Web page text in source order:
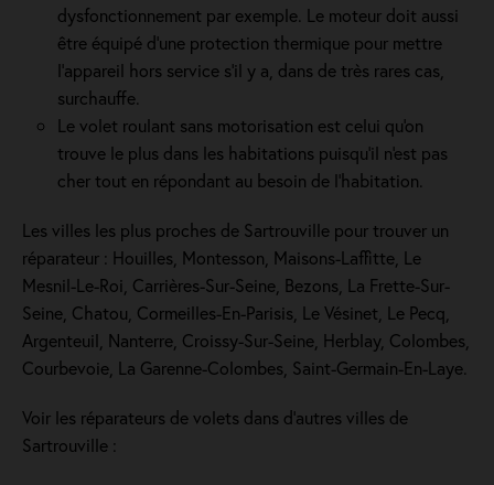
dysfonctionnement par exemple. Le moteur doit aussi
être équipé d'une protection thermique pour mettre
l'appareil hors service s'il y a, dans de très rares cas,
surchauffe.
Le volet roulant sans motorisation est celui qu'on
trouve le plus dans les habitations puisqu'il n'est pas
cher tout en répondant au besoin de l'habitation.
Les villes les plus proches de Sartrouville pour trouver un
réparateur : Houilles, Montesson, Maisons-Laffitte, Le
Mesnil-Le-Roi, Carrières-Sur-Seine, Bezons, La Frette-Sur-
Seine, Chatou, Cormeilles-En-Parisis, Le Vésinet, Le Pecq,
Argenteuil, Nanterre, Croissy-Sur-Seine, Herblay, Colombes,
Courbevoie, La Garenne-Colombes, Saint-Germain-En-Laye.
Voir les réparateurs de volets dans d’autres villes de
Sartrouville :